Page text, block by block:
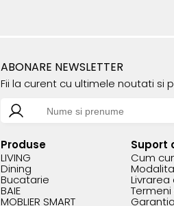
ABONARE NEWSLETTER
Fii la curent cu ultimele noutati si
Produse
LIVING
Dining
Bucatarie
BAIE
MOBLIER SMART
Suport
Cum